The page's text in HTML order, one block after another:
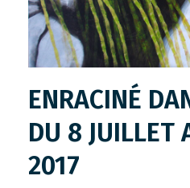
ENRACINÉ
DU 8 JUILLET
2017